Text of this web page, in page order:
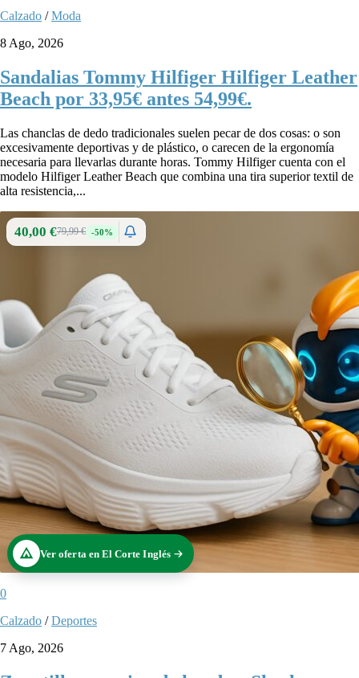
Calzado /Moda
8 Ago, 2026
Sandalias Tommy Hilfiger Hilfiger Leather
Beach por 33,95€ antes 54,99€.
Las chanclas de dedo tradicionales suelen pecar de dos cosas: o son
excesivamente deportivas y de plástico, o carecen de la ergonomía
necesaria para llevarlas durante horas. Tommy Hilfiger cuenta con el
modelo Hilfiger Leather Beach que combina una tira superior textil de
alta resistencia,...
40,00 €79,99 € -50%
Ver oferta en El Corte Inglés
0
Calzado /Deportes
7 Ago, 2026